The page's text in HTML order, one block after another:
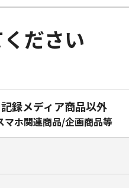
ださい
記録メディア商品以外
マホ関連商品/企画商品等